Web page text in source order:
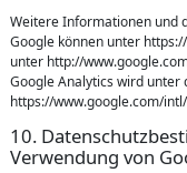
Weitere Informationen und
Google können unter
unter http://
Google Analytics wird unter
https://www.google.com/
10.
Verwendung von